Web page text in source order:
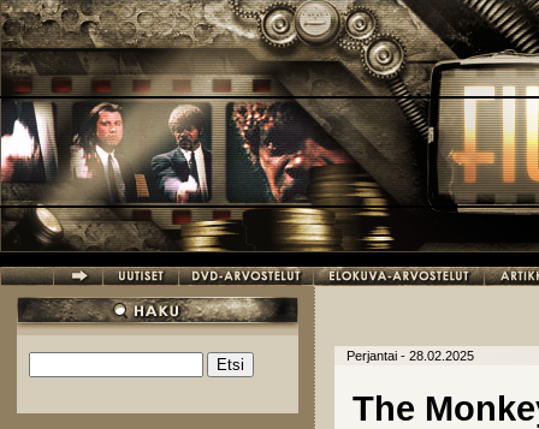
Hyppää pääsisältöön
Hakulomake
Perjantai - 28.02.2025
The